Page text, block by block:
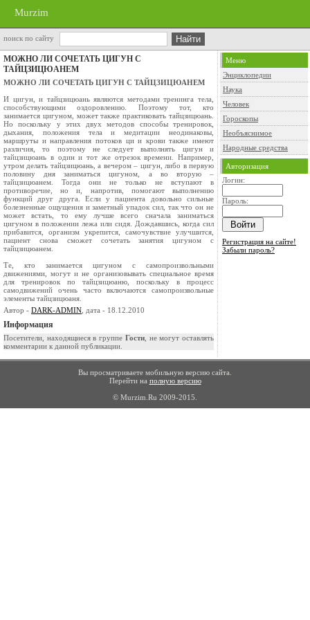
Murzim
поиск по сайту
МОЖНО ЛИ СОЧЕТАТЬ ЦИГУН С
ТАЙЦЗИЦЮАНЕМ
МОЖНО ЛИ СОЧЕТАТЬ ЦИГУН С ТАЙЦЗИЦЮАНЕМ
И цигун, и тайцзицюань являются методами тренинга тела,
способствующими оздоровлению. Поэтому тот, кто
занимается цигуном, может также практиковать тайцзицюань.
Но поскольку у этих двух методов способы тренировок,
дыхания, положения тела и медитации неодинаковы,
маршруты и направления потоков ци и крови также имеют
различия, то поэтому не следует выполнять цигун и
тайцзицюань в один и тот же отрезок времени. Например,
утром делать тайцзицюань, а вечером – цигун, либо в первую
половину дня заниматься цигуном, а во вторую –
тайцзицюанем. Тогда они не только не вступают в
противоречие, но и, напротив, помогают выполнению
функций друг друга. Если у пациента довольно сильные
болезненные ощущения и заметный упадок сил, так что он не
может встать, то ему лучше всего сначала заниматься
цигуном в положении лежа или сидя. Дождавшись, когда сил
прибавится, организм укрепится, самочувствие улучшится,
пациент снова сможет сочетать занятия цигуном с
тайцзицюанем.
Те, кто занимается цигуном с самопроизвольными
движениями, могут и не организовывать специальное время
для тренировок по тайцзицюаню, поскольку в процесс
самодвижений очень часто включаются самопроизвольные
элементы тайцзицюаня.
Автор - DARK-ADMIN , дата - 18.12.2010
Информация
Посетители, находящиеся в группе Гости, не могут оставлять
комментарии к данной публикации.
Меню
Энциклопедии
Наука
Человек
Гороскопы
Необъяснимое
Народные средства
Авторизация
Логин:
Пароль:
Регистрация на сайте!
Забыли пароль?
Вы просматриваете мобильную версию сайта.
Перейти на полную версию
© Murzim.Ru 2009-2015.